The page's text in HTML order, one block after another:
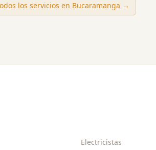
los servicios en Bucaramanga →
Electricistas